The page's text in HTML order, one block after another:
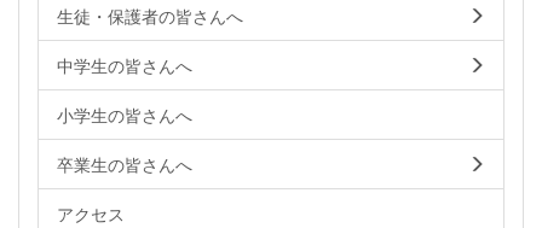
生徒・保護者の皆さんへ
中学生の皆さんへ
小学生の皆さんへ
卒業生の皆さんへ
アクセス